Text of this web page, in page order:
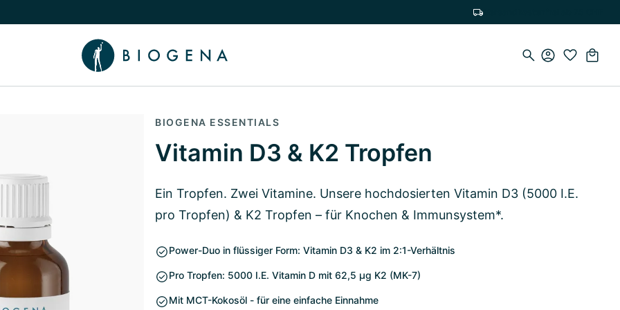
Wissen umschalten
BIOGENA ESSENTIALS
Vitamin D3 & K2 Tropfen
Ein Tropfen. Zwei Vitamine. Unsere hochdosierten Vitamin D3 (5000 I.E.
pro Tropfen) & K2 Tropfen – für Knochen & Immunsystem*.
Power-Duo in flüssiger Form: Vitamin D3 & K2 im 2:1-Verhältnis
Pro Tropfen: 5000 I.E. Vitamin D mit 62,5 µg K2 (MK-7)
Mit MCT-Kokosöl - für eine einfache Einnahme